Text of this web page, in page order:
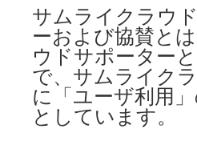
サムライクラウ
ーおよび協賛と
ウドサポーター
で、サムライク
に「ユーザ利用
としています。